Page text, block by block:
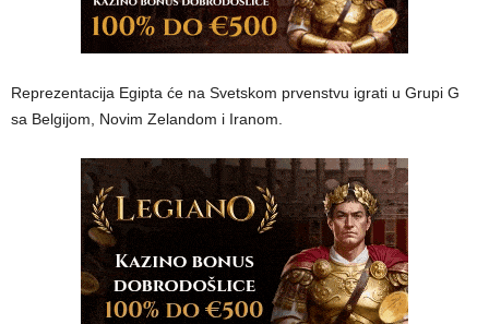
Reprezentacija Egipta će na Svetskom prvenstvu igrati u Grupi G
sa Belgijom, Novim Zelandom i Iranom.